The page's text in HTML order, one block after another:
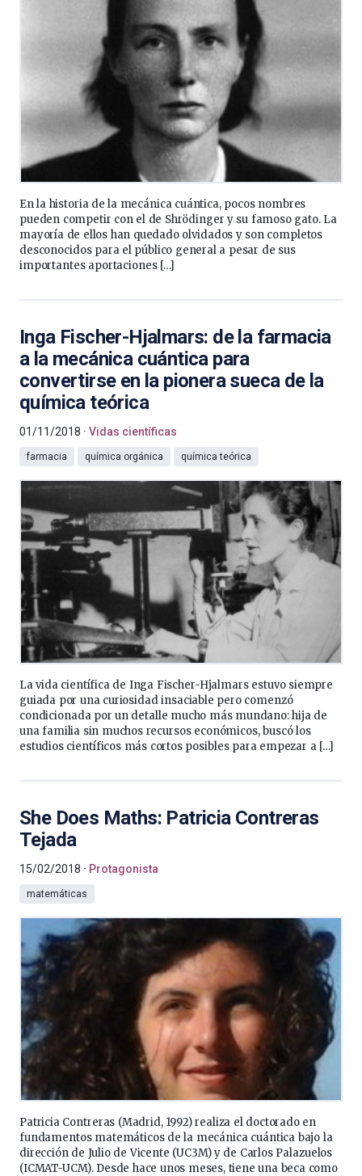
En la historia de la mecánica cuántica, pocos nombres
pueden competir con el de Shrödinger y su famoso gato. La
mayoría de ellos han quedado olvidados y son completos
desconocidos para el público general a pesar de sus
importantes aportaciones […]
Inga Fischer-Hjalmars: de la farmacia
a la mecánica cuántica para
convertirse en la pionera sueca de la
química teórica
01/11/2018 Vidas científicas
farmacia química orgánica química teórica
La vida científica de Inga Fischer-Hjalmars estuvo siempre
guiada por una curiosidad insaciable pero comenzó
condicionada por un detalle mucho más mundano: hija de
una familia sin muchos recursos económicos, buscó los
estudios científicos más cortos posibles para empezar a […]
She Does Maths: Patricia Contreras
Tejada
15/02/2018 Protagonista
matemáticas
Patricia Contreras (Madrid, 1992) realiza el doctorado en
fundamentos matemáticos de la mecánica cuántica bajo la
dirección de Julio de Vicente (UC3M) y de Carlos Palazuelos
(ICMAT-UCM). Desde hace unos meses, tiene una beca como